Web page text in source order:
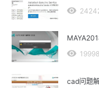
19998
cad问题